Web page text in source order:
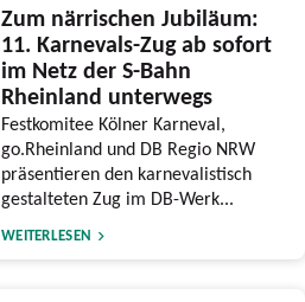
Zum närrischen Jubiläum:
11. Karnevals-Zug ab sofort
im Netz der S-Bahn
Rheinland unterwegs
Festkomitee Kölner Karneval,
go.Rheinland und DB Regio NRW
präsentieren den karnevalistisch
gestalteten Zug im DB-Werk...
WEITERLESEN